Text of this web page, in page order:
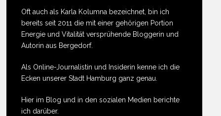
Oft auch als Karla Kolumna bezeichnet, bin ich
bereits seit 2011 die mit einer gehörigen Portion
Energie und Vitalität versprühende Bloggerin und
Autorin aus Bergedorf.
Als Online-Journalistin und Insiderin kenne ich die
Ecken unserer Stadt Hamburg ganz genau.
Hier im Blog und in den sozialen Medien berichte
ich darüber.